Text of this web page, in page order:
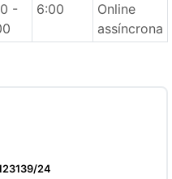
-
6:00
Online
assíncrona
24